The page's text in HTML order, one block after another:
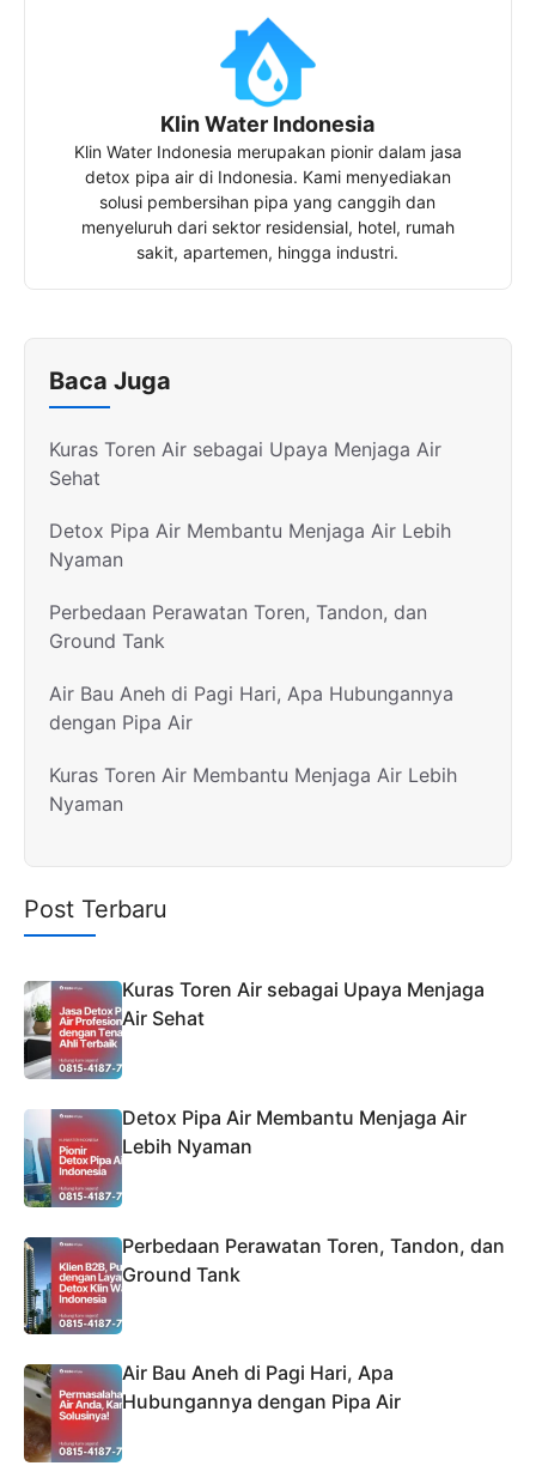
Klin Water Indonesia
Klin Water Indonesia merupakan pionir dalam jasa
detox pipa air di Indonesia. Kami menyediakan
solusi pembersihan pipa yang canggih dan
menyeluruh dari sektor residensial, hotel, rumah
sakit, apartemen, hingga industri.
Baca Juga
Kuras Toren Air sebagai Upaya Menjaga Air
Sehat
Detox Pipa Air Membantu Menjaga Air Lebih
Nyaman
Perbedaan Perawatan Toren, Tandon, dan
Ground Tank
Air Bau Aneh di Pagi Hari, Apa Hubungannya
dengan Pipa Air
Kuras Toren Air Membantu Menjaga Air Lebih
Nyaman
Post Terbaru
Kuras Toren Air sebagai Upaya Menjaga
Air Sehat
Detox Pipa Air Membantu Menjaga Air
Lebih Nyaman
Perbedaan Perawatan Toren, Tandon, dan
Ground Tank
Air Bau Aneh di Pagi Hari, Apa
Hubungannya dengan Pipa Air